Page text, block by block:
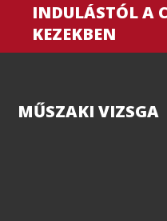
INDULÁSTÓL A
KEZEKBEN
MŰSZAKI VIZSGA